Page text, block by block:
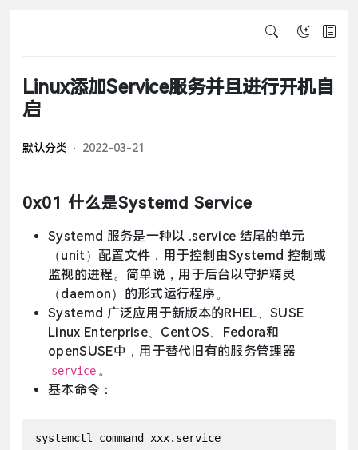
Linux添加Service服务并且进行开机自
启
默认分类 2022-03-21
0x01 什么是Systemd Service
Systemd 服务是一种以 .service 结尾的单元
（unit）配置文件，用于控制由Systemd 控制或
监视的进程。简单说，用于后台以守护精灵
（daemon）的形式运行程序。
Systemd 广泛应用于新版本的RHEL、SUSE
Linux Enterprise、CentOS、Fedora和
openSUSE中，用于替代旧有的服务管理器
service 。
基本命令：
systemctl command xxx.service